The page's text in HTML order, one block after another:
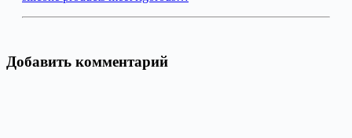
Добавить комментарий